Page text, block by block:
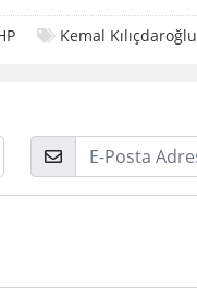
Kemal Kılıçdaroğlu
Posta